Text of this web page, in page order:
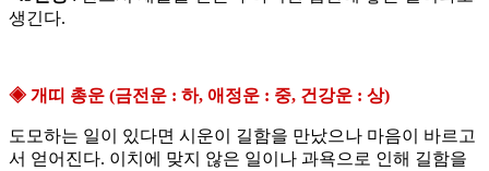
생긴다.
◈ 개띠 총운 (금전운 : 하, 애정운 : 중, 건강운 : 상)
도모하는 일이 있다면 시운이 길함을 만났으나 마음이 바르고
서 얻어진다. 이치에 맞지 않은 일이나 과욕으로 인해 길함을